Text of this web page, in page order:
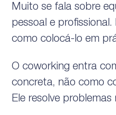
Muito se fala sobre
pessoal e
como colocá-lo em
O coworking entra
concreta, não como
Ele resolve problemas